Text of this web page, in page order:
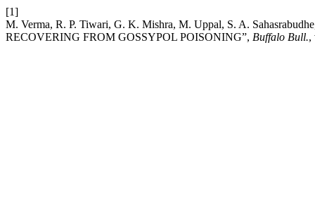
[1]
M. Verma, R. P. Tiwari, G. K. Mishra, M. Uppal, S. A.
RECOVERING FROM GOSSYPOL POISONING”, Buffalo Bull.,